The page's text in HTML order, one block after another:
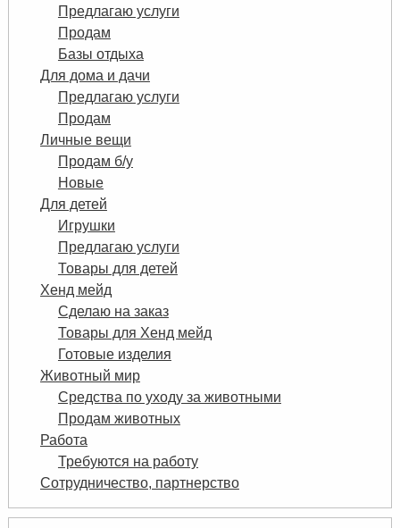
Предлагаю услуги
Продам
Базы отдыха
Для дома и дачи
Предлагаю услуги
Продам
Личные вещи
Продам б/у
Новые
Для детей
Игрушки
Предлагаю услуги
Товары для детей
Хенд мейд
Сделаю на заказ
Товары для Хенд мейд
Готовые изделия
Животный мир
Средства по уходу за животными
Продам животных
Работа
Требуются на работу
Сотрудничество, партнерство